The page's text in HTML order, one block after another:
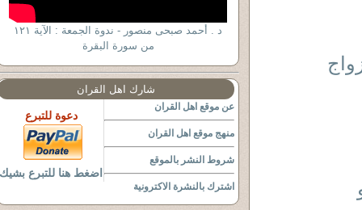
د . أحمد صبحى منصور - ندوة الجمعة : الآية ١٢١
من سورة البقرة
شارك اهل القران
عن موقع اهل القران
منهج موقع اهل القران
شروط النشر بالموقع
اشترك بالنشرة الاكترونية
دعوة للتبرع
اضغط هنا للتبرع بشيك